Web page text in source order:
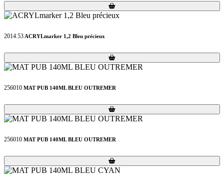
Loading...
Loading...
2014.53 ACRYLmarker 1,2 Bleu précieux
Loading...
Loading...
256010 MAT PUB 140ML BLEU OUTREMER
Loading...
Loading...
256010 MAT PUB 140ML BLEU OUTREMER
Loading...
Loading...